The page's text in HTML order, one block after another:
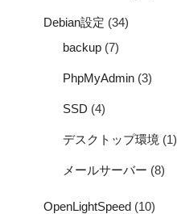
Debian設定 (34)
backup (7)
PhpMyAdmin (3)
SSD (4)
デスクトップ環境 (1)
メールサーバー (8)
OpenLightSpeed (10)